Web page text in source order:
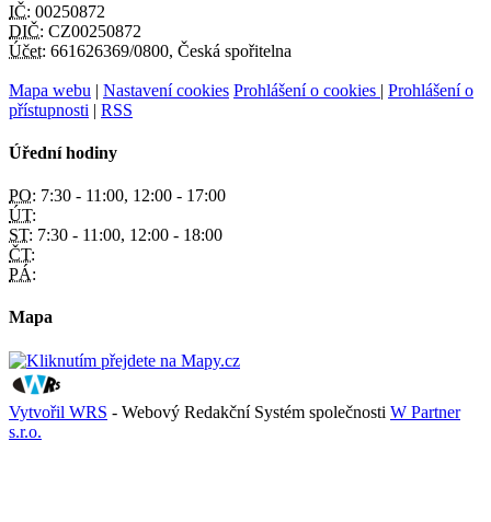
IČ: 00250872
DIČ: CZ00250872
Účet: 661626369/0800, Česká spořitelna
Mapa webu | Nastavení cookies Prohlášení o cookies | Prohlášení o
přístupnosti | RSS
Úřední hodiny
PO: 7:30 - 11:00, 12:00 - 17:00
ÚT:
ST: 7:30 - 11:00, 12:00 - 18:00
ČT:
PÁ:
Mapa
Vytvořil WRS - Webový Redakční Systém společnosti W Partner
s.r.o.